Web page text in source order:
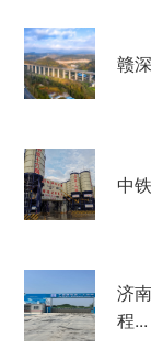
赣
中
济
程...